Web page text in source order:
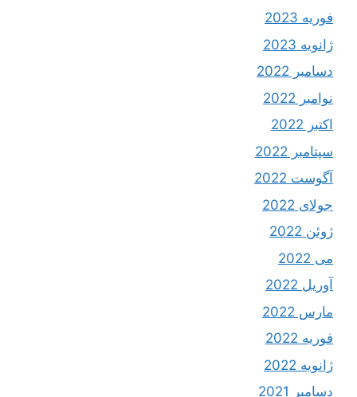
فوریه 2023
ژانویه 2023
دسامبر 2022
نوامبر 2022
اکتبر 2022
سپتامبر 2022
آگوست 2022
جولای 2022
ژوئن 2022
می 2022
آوریل 2022
مارس 2022
فوریه 2022
ژانویه 2022
دسامبر 2021